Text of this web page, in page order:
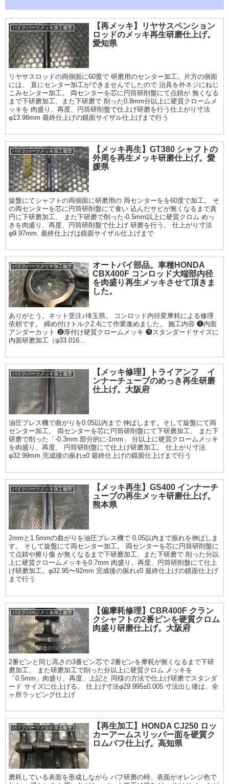
バイクパーツメッキ加工履歴
【再メッキ】リヤサスペンション
ロッドのメッキ再生研磨仕上げ。
愛知県
リヤサスロッドの両側面に60度で 研磨用のセンター加工。片方の側面
には、 直にセンター加工ができませんでしたので 治具を外ネジにねじ
こみセンター加工。 両センターを芯に円筒研削盤にて点錆が 無くなる
まで下研磨加工、また下研磨で 削った0.8mm分以上に硬質クロームメ
ッキを 肉盛り、再度、円筒研削盤で仕上げ研磨を行う仕上がり寸法
φ13.98mm 最終仕上げの鏡面サイザル仕上げまで行う
バイクパーツメッキ加工履歴
【メッキ再生】GT380 シャフトの
外周を再生メッキ研磨仕上げ。愛
媛県
旋盤にてシャフトの両側面に研磨用の 両センターをを60度で加工。 そ
の両センターを芯に円筒研削盤にて食い 込んだサビが無くなるまで真
円に下研磨加工、 また下研磨で削った-0.5mm以上に硬質クロム めっ
きを肉盛り、再度、円筒研削盤で仕上げ 研磨を行う。 仕上がり寸法
φ9.97mm. 最終仕上げは鏡面サイザル仕上げまで
バイクパーツメッキ加工履歴
オートバイ部品。車種HONDA
CBX400F コンロッド大端部内径
を肉盛り再生メッキさせて頂きま
した。
ありがとう。ネット受注♪埼玉県。 コンロッド内径変摩耗による修理
依頼です。 締め付けトルク2.4にて作業進めました。 施工内容 ❶内面
アンダーカット ❷厚付け硬質クロームメッキ ❸スタンダードサイズに
内面研磨加工（φ33.016...
バイクパーツメッキ加工履歴
【メッキ修理】トライアンフ イ
ンナーチューブのめっき再生研磨
仕上げ。大阪府
油圧プレス機で曲がりを0.05以内まで 伸ばします。そして旋盤にて両
センター加工。 両センターを芯に円筒研削盤にて下研磨加工、 また下
研磨で削った「-0.3mm.部分的に-1mm」 分以上に硬質クロームメッキ
を肉盛り、再度、 円筒研削盤にて仕上げ研磨加工。 仕上がり寸法
φ32.99mm 完成後の振れ±0 最終仕上げの鏡面仕上げまで行う
バイクパーツメッキ加工履歴
【メッキ再生】GS400 インナーチ
ューブの再生メッキ研磨仕上げ。
熊本県
2mmと1.5mmの曲がりを油圧プレス機で 0.05以内まで振れを伸ばしま
す。 そして旋盤にて両センター加工。 両センターを芯に円筒研削盤に
て点錆や擦り傷 が無くなるまで下研磨加工、また下研磨で 削った分以
上に硬質クロームメッキを0.7mm 肉盛り、再度、円筒研削盤にて仕上
げ研磨加工。φ32.95〜92mm 完成後の振れ±0 最終仕上げの鏡面仕上げ
まで行う
バイクパーツメッキ加工履歴
【偏摩耗修理】CBR400F クラン
クシャフトの2番ピンを硬質クロム
肉盛り研磨仕上げ。大阪府
2番ピンと同じ高さの3番ピン芯で 2番ピンを摩耗が無くなるまで下研
磨加工、 また研磨加工で削った分以上に硬質クロム メッキを
「0.5mm」肉盛り、再度、上記と 同様の方法で仕上げ研磨でスタンダ
ード サイズに仕上げる。 仕上げ寸法φ29.995±0.005 寸法出し後は、全
ヶ所ラッピング仕上げ
バイクパーツメッキ加工履歴
【再生加工】HONDA CJ250 ロッ
カーアームスリッパー面を硬質ク
ロムバフ仕上げ。高知県
磨耗している表面を形成しながら バフ研磨の時、表面がオレンジ色で